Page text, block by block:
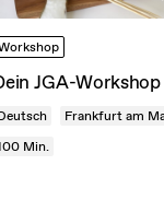
JGA-Workshop
Frankfurt am
Min.